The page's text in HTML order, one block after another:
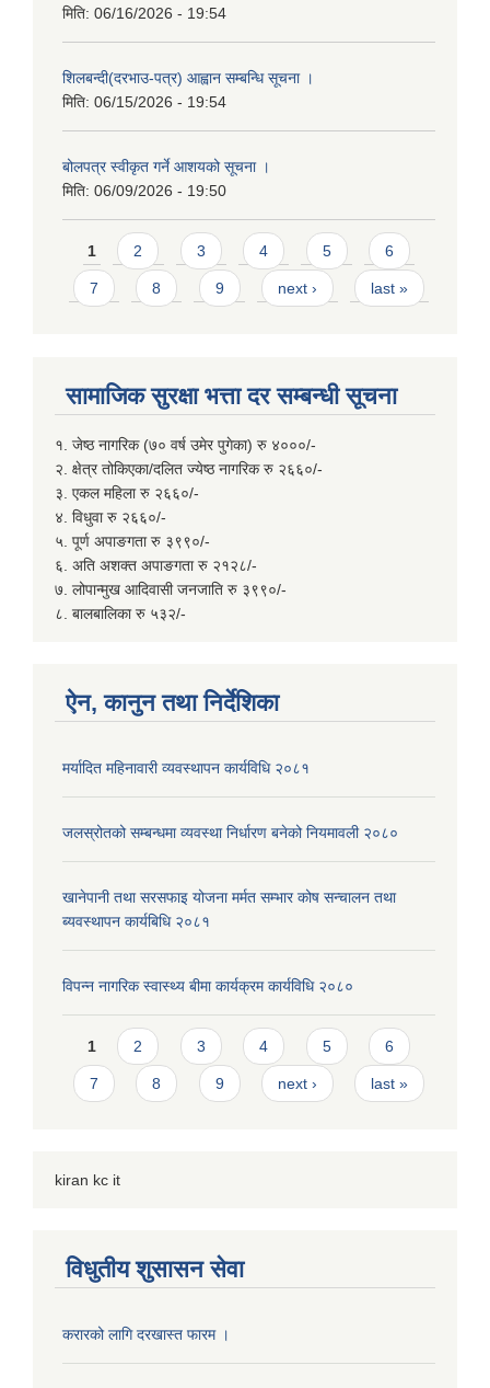
मिति: 06/16/2026 - 19:54
शिलबन्दी(दरभाउ-पत्र) आह्वान सम्बन्धि सूचना ।
मिति: 06/15/2026 - 19:54
बोलपत्र स्वीकृत गर्ने आशयको सूचना ।
मिति: 06/09/2026 - 19:50
Pages
1 2 3 4 5 6
7 8 9 next › last »
सामाजिक सुरक्षा भत्ता दर सम्बन्धी सूचना
१. जेष्ठ नागरिक (७० वर्ष उमेर पुगेका) रु ४०००/-
२. क्षेत्र तोकिएका/दलित ज्येष्ठ नागरिक रु २६६०/-
३. एकल महिला रु २६६०/-
४. विधुवा रु २६६०/-
५. पूर्ण अपाङगता रु ३९९०/-
६. अति अशक्त अपाङगता रु २१२८/-
७. लोपान्मुख आदिवासी जनजाति रु ३९९०/-
८. बालबालिका रु ५३२/-
ऐन, कानुन तथा निर्देशिका
मर्यादित महिनावारी व्यवस्थापन कार्यविधि २०८१
जलस्रोतको सम्बन्धमा व्यवस्था निर्धारण बनेको नियमावली २०८०
खानेपानी तथा सरसफाइ योजना मर्मत सम्भार कोष सन्चालन तथा
ब्यवस्थापन कार्यबिधि २०८१
विपन्न नागरिक स्वास्थ्य बीमा कार्यक्रम कार्यविधि २०८०
Pages
1 2 3 4 5 6
7 8 9 next › last »
kiran kc it
विधुतीय शुसासन सेवा
करारको लागि दरखास्त फारम ।